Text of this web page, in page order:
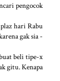
pengocok
hari Rabu
gak sia -
beli tipe-x
gitu. Kenapa